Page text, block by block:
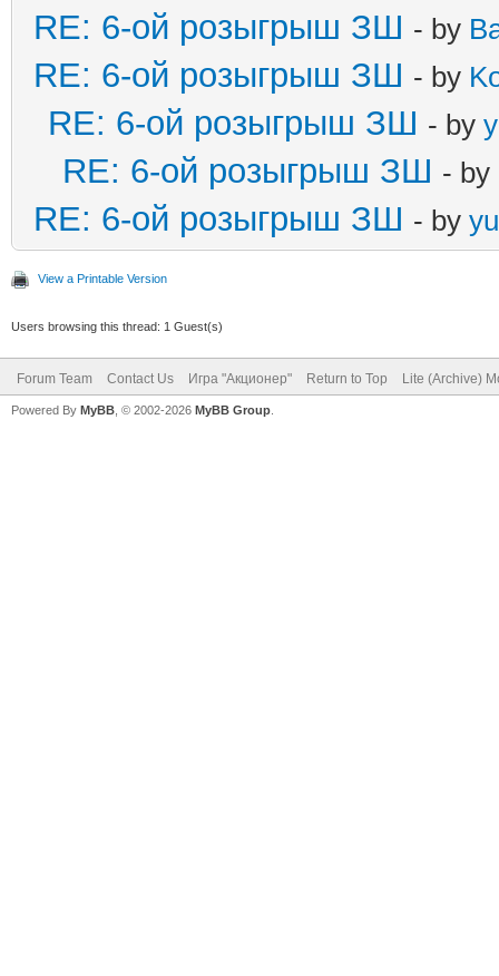
RE: 6-ой розыгрыш ЗШ - by
RE: 6-ой розыгрыш ЗШ - by
RE: 6-ой розыгрыш ЗШ - by
RE: 6-ой розыгрыш ЗШ - by
RE: 6-ой розыгрыш ЗШ - by
View a Printable Version
Users browsing this thread: 1 Guest(s)
Forum Team Contact Us Игра "Акционер" Return to Top Lite (Archive)
Powered By MyBB , © 2002-2026 MyBB Group